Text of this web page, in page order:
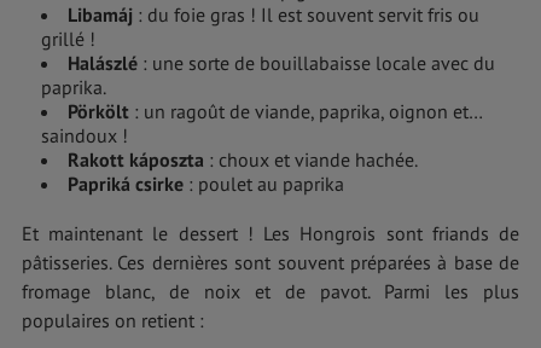
Libamáj : du foie gras ! Il est souvent servit fris ou
grillé !
Halászlé : une sorte de bouillabaisse locale avec du
paprika.
Pörkölt : un ragoût de viande, paprika, oignon et…
saindoux !
Rakott káposzta : choux et viande hachée.
Papriká csirke : poulet au paprika
Et maintenant le dessert ! Les Hongrois sont friands de
pâtisseries. Ces dernières sont souvent préparées à base de
fromage blanc, de noix et de pavot. Parmi les plus
populaires on retient :